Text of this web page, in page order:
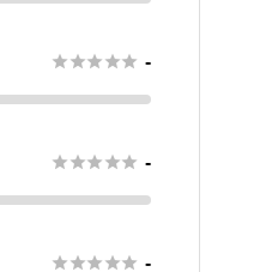
 -
 -
 -